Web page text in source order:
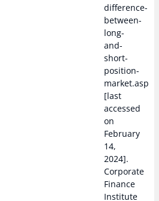
difference-
between-
long-
and-
short-
position-
market.asp
[last
accessed
on
February
14,
2024].
Corporate
Finance
Institute